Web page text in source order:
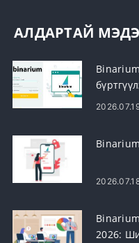
АЛДАРТАЙ
2026: